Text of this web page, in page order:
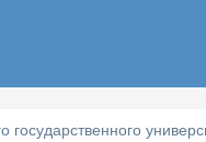
государственного